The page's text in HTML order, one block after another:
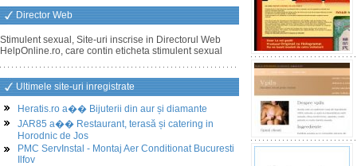
Director Web
Stimulent sexual, Site-uri inscrise in Directorul Web
HelpOnline.ro, care contin eticheta stimulent sexual
Ultimele site-uri inregistrate
Heratis.ro a�� Bijuterii din aur și diamante
JAR85 a�� Restaurant, terasă și catering in
Horodnic de Jos
PMC ServInstal - Montaj Aer Conditionat Bucuresti
Ilfov